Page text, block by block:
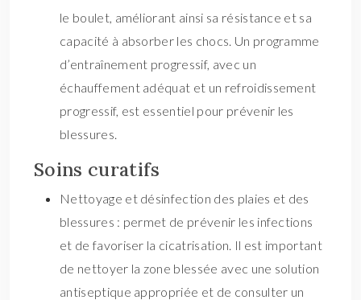
le boulet, améliorant ainsi sa résistance et sa
capacité à absorber les chocs. Un programme
d’entraînement progressif, avec un
échauffement adéquat et un refroidissement
progressif, est essentiel pour prévenir les
blessures.
Soins curatifs
Nettoyage et désinfection des plaies et des
blessures : permet de prévenir les infections
et de favoriser la cicatrisation. Il est important
de nettoyer la zone blessée avec une solution
antiseptique appropriée et de consulter un